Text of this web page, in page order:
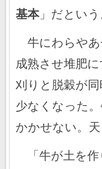
基本」だという
牛にわらやあ
成熟させ堆肥
刈りと脱穀が
少なくなった
かかせない。
「牛が土を作